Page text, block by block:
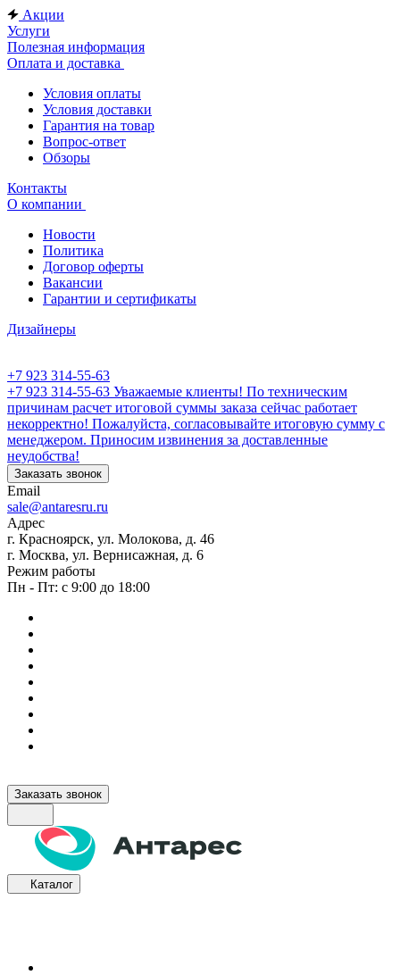
Акции
Услуги
Полезная информация
Оплата и доставка
Условия оплаты
Условия доставки
Гарантия на товар
Вопрос-ответ
Обзоры
Контакты
О компании
Новости
Политика
Договор оферты
Вакансии
Гарантии и сертификаты
Дизайнеры
+7 923 314-55-63
+7 923 314-55-63 Уважаемые клиенты! По техническим
причинам расчет итоговой суммы заказа сейчас работает
некорректно! Пожалуйста, согласовывайте итоговую сумму с
менеджером. Приносим извинения за доставленные
неудобства!
Заказать звонок
Email
sale@antaresru.ru
Адрес
г. Красноярск, ул. Молокова, д. 46
г. Москва, ул. Вернисажная, д. 6
Режим работы
Пн - Пт: с 9:00 до 18:00
Заказать звонок
Каталог